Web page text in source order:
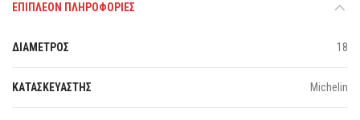
ΕΠΙΠΛΈΟΝ ΠΛΗΡΟΦΟΡΊΕΣ
ΔΙΑΜΕΤΡΟΣ 18
ΚΑΤΑΣΚΕΥΑΣΤΗΣ Michelin